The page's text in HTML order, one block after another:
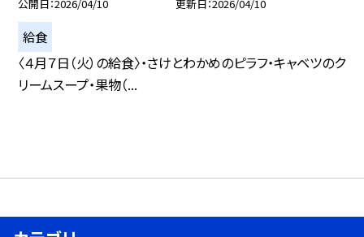
公開日 2026/04/10 更新日 2026/04/10
給食
〈４月７日（火）の給食〉・さけとわかめのピラフ・キャベツのク
リームスープ・果物（...